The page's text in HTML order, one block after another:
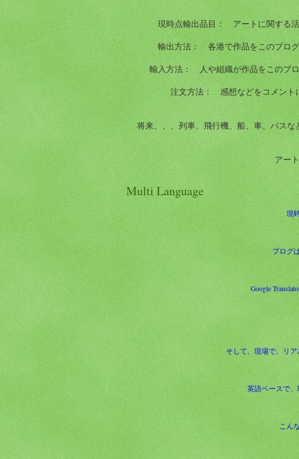
現時点輸出品目： アートに関する
輸出方法： 各港で作品をこのブロ
輸入方法： 人や組織が作品をこのブ
注文方法： 感想などをコメント
将来、、、列車、飛行機、船、車、バス
アー
Multi Language
現
ブログ
Google
そして、現場で、リ
英語ベースで
こん